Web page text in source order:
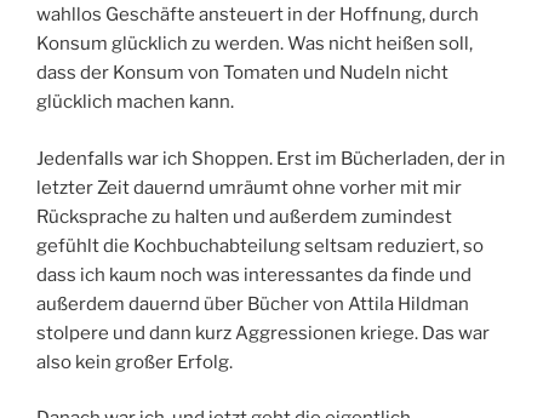
wahllos Geschäfte ansteuert in der Hoffnung, durch
Konsum glücklich zu werden. Was nicht heißen soll,
dass der Konsum von Tomaten und Nudeln nicht
glücklich machen kann.
Jedenfalls war ich Shoppen. Erst im Bücherladen, der in
letzter Zeit dauernd umräumt ohne vorher mit mir
Rücksprache zu halten und außerdem zumindest
gefühlt die Kochbuchabteilung seltsam reduziert, so
dass ich kaum noch was interessantes da finde und
außerdem dauernd über Bücher von Attila Hildman
stolpere und dann kurz Aggressionen kriege. Das war
also kein großer Erfolg.